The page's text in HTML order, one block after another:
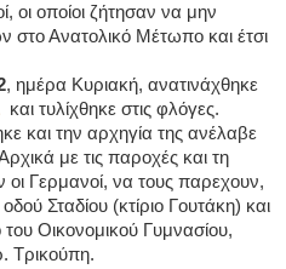
οι οποίοι ζήτησαν να μην
στο Ανατολικό Μέτωπο και έτσι
, ημέρα Κυριακή, ανατινάχθηκε
και τυλίχθηκε στις φλόγες.
και την αρχηγία της ανέλαβε
με τις παροχές και τη
Γερμανοί, να τους παρεχουν,
Σταδίου (κτίριο Γουτάκη) και
του Οικονομικού Γυμνασίου,
Τρικούπη.